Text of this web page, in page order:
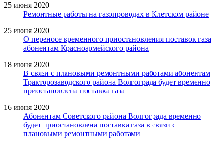
25 июня 2020
Ремонтные работы на газопроводах в Клетском районе
25 июня 2020
О переносе временного приостановления поставок газа
абонентам Красноармейского района
18 июня 2020
В связи с плановыми ремонтными работами абонентам
Тракторозаводского района Волгограда будет временно
приостановлена поставка газа
16 июня 2020
Абонентам Советского района Волгограда временно
будет приостановлена поставка газа в связи с
плановыми ремонтными работами